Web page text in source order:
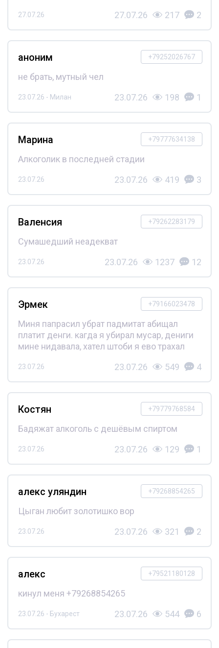
27.07.26 27.07.26 217 2
+79252026767
аноним
не брать, мутный чел
23.07.26 - Милан 23.07.26 198 1
+79777634138
Марина
Алкоголик в последней стадии
23.07.26 23.07.26 419 3
+79262283179
Валенсия
Сумашедший неадекват
23.07.26 23.07.26 1237 12
+79166023478
Эрмек
Миня папрасил убрат падмитат абищал
платит денги. кагда я убирал мусар, дениги
мине нидавала, хател штоби я ево трахал
23.07.26 23.07.26 549 4
+79779768584
Костян
Бадяжат алкоголь с дешёвым спиртом
23.07.26 23.07.26 129 1
+79268854265
алекс уляндин
Цыган любит золотишко вор
23.07.26 23.07.26 321 2
+79521180128
алекс
кинул меня +79268854265
23.07.26 - Бухарест 23.07.26 544 6